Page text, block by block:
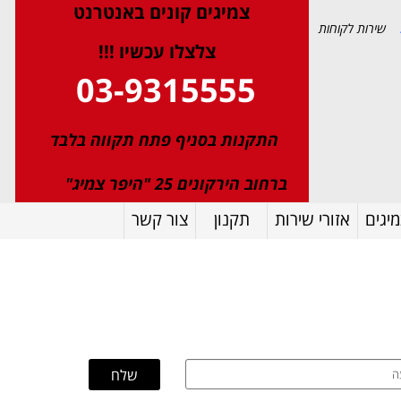
שירות לקוחות
צמיגים קונים באנטרנט
צלצלו עכשיו !!!
03-9315555
התקנות בסניף פתח תקווה בלבד
ברחוב הירקונים 25 "היפר צמיג"
אזורי שירות תקנון צור קשר